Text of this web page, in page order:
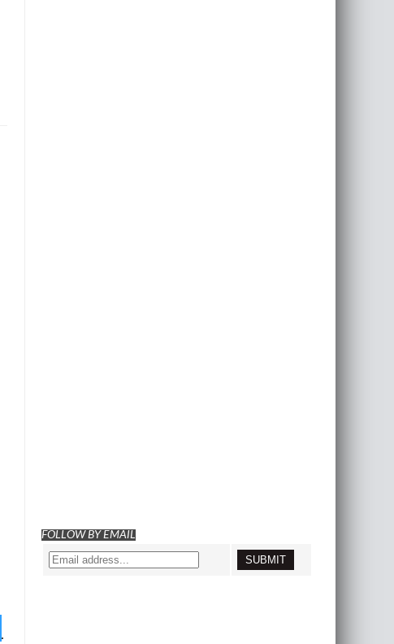
FOLLOW BY EMAIL